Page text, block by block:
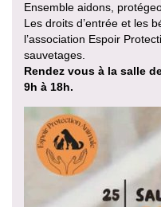
Ensemble aidons,
Les droits d’entrée et les
l’association Espoir
sauvetages.
Rendez vous à la salle
9h à 18h.